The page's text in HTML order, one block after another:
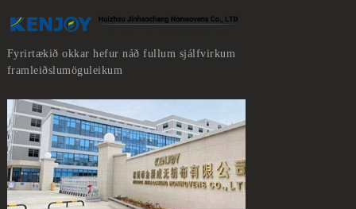
Fyrirtækið okkar hefur náð fullum sjálfvirkum
framleiðslumöguleikum